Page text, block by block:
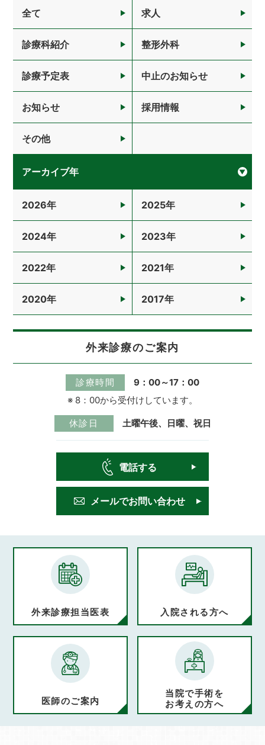
全て 求人
診療科紹介 整形外科
診療予定表 中止のお知らせ
お知らせ 採用情報
その他
アーカイブ
2026 2025
2024 2023
2022 2021
2020 2017
外来診療のご案内
診療時間
9：00～17：00
※ 8：00から受付けしています。
休診日 土曜午後、日曜、祝日
メールでお問い合わせ
電話する
外来診療担当医表 入院される方へ
医師のご案内
当院で手術を
お考えの方へ